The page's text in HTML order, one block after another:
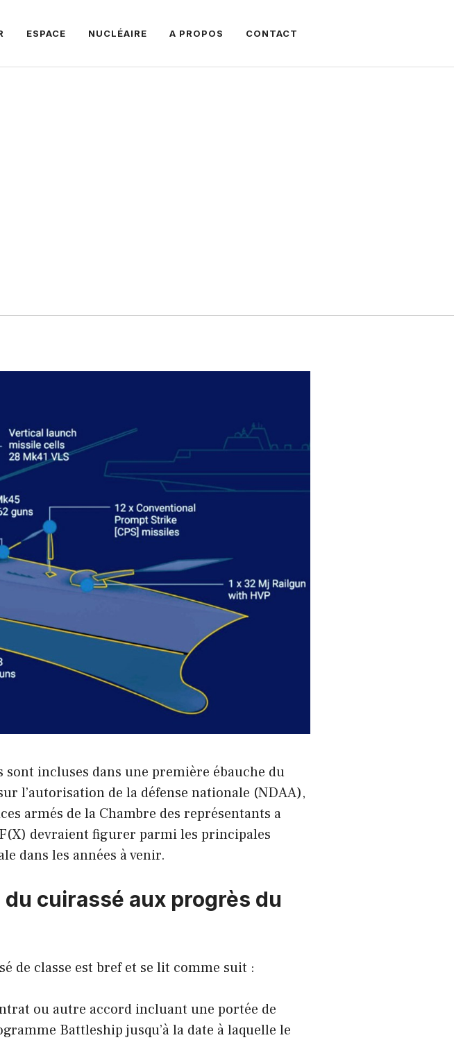
ESPACE NUCLÉAIRE A PROPOS CONTACT
incluses dans une première ébauche du
l’autorisation de la défense nationale (NDAA),
armés de la Chambre des représentants a
devraient figurer parmi les principales
dans les années à venir.
cuirassé aux progrès du
de classe est bref et se lit comme suit :
ou autre accord incluant une portée de
Battleship jusqu’à la date à laquelle le